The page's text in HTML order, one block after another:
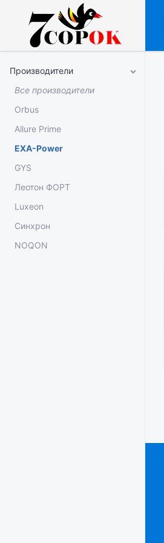
Производители
Все производители
Orbus
Allure Prime
EXA-Power
GYS
Леотон ФОРТ
Luxeon
Синхрон
NOQON